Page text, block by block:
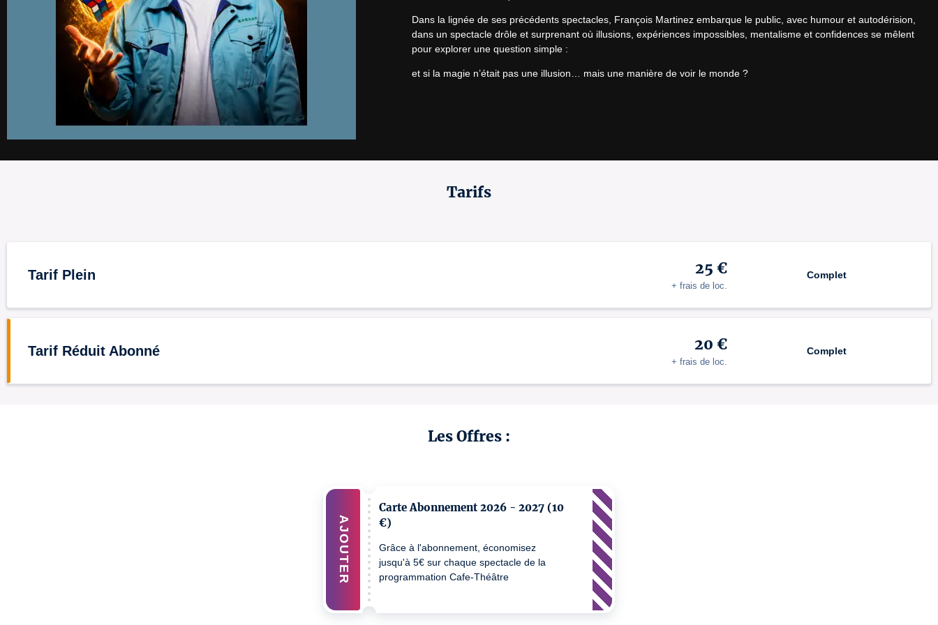
Dans la lignée de ses précédents spectacles, François Martinez embarque le public, avec humour et autodérision,
dans un spectacle drôle et surprenant où illusions, expériences impossibles, mentalisme et confidences se mêlent
pour explorer une question simple :
et si la magie n’était pas une illusion… mais une manière de voir le monde ?
Les Offres :
Carte Abonnement 2026 - 2027 (10
€)
Grâce à l'abonnement, économisez
jusqu'à 5€ sur chaque spectacle de la
programmation Cafe-Théâtre
AJOUTER
Tarifs
Tarif Plein 25 €
+ frais de loc.
Complet
Tarif Réduit Abonné 20 €
+ frais de loc.
Complet